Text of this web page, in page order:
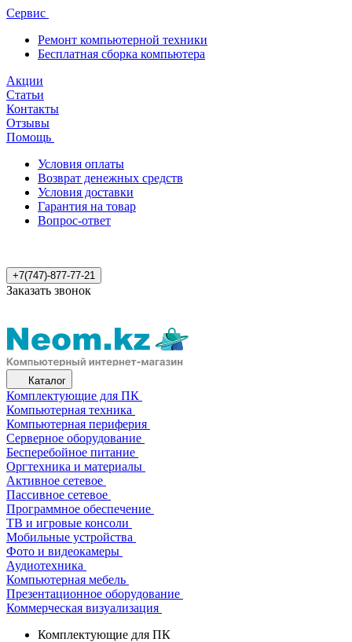
Сервис
Ремонт компьютерной техники
Бесплатная сборка компьютера
Акции
Статьи
Контакты
Отзывы
Помощь
Условия оплаты
Возврат денежных средств
Условия доставки
Гарантия на товар
Вопрос-ответ
+7(747)-877-77-21
Заказать звонок
Каталог
Комплектующие для ПК
Компьютерная техника
Компьютерная периферия
Серверное оборудование
Бесперебойное питание
Оргтехника и материалы
Активное сетевое
Пассивное сетевое
Программное обеспечение
ТВ и игровые консоли
Мобильные устройства
Фото и видеокамеры
Аудиотехника
Компьютерная мебель
Презентационное оборудование
Коммерческая визуализация
Комплектующие для ПК